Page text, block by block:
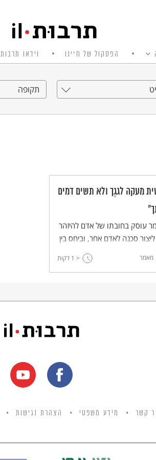
הפסקול של חיינו וידאו תרבות
תקופה
מעקה לגגֶך ולא תשים דמים
עוסק בחובתו של אדם להיזהר
סכנה לאדם אחר, וביחס בין
לבין חובת ההצלה,
העברי ובמשפט הישראלי.
מאמר < 1 דקות
קשר מידע משפטי הצהרת נגישות